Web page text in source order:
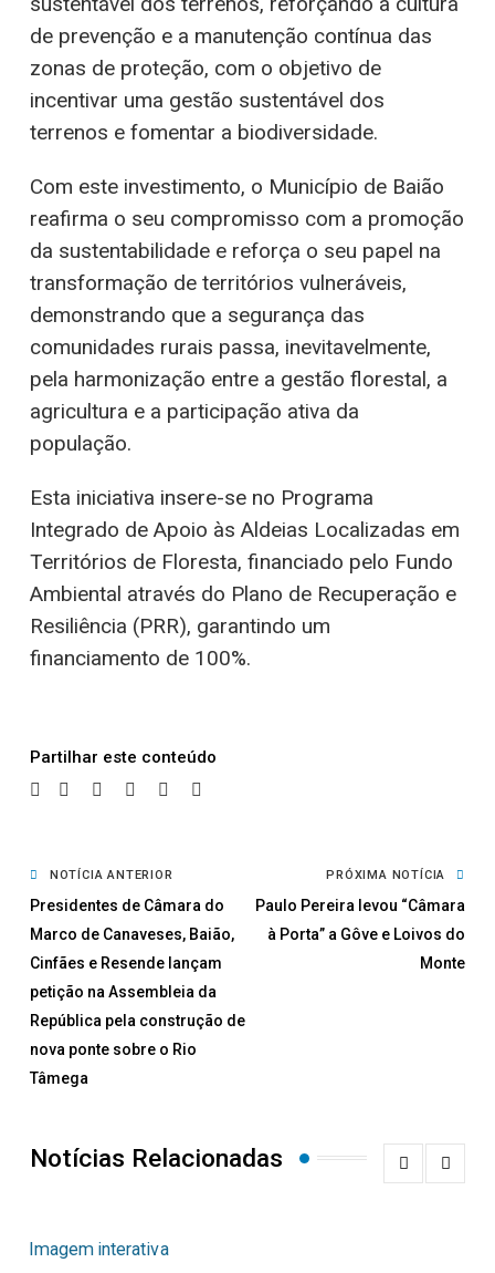
de prevenção e a manutenção contínua das
zonas de proteção, com o objetivo de
incentivar uma gestão sustentável dos
terrenos e fomentar a biodiversidade.
Com este investimento, o Município de Baião
reafirma o seu compromisso com a promoção
da sustentabilidade e reforça o seu papel na
transformação de territórios vulneráveis,
demonstrando que a segurança das
comunidades rurais passa, inevitavelmente,
pela harmonização entre a gestão florestal, a
agricultura e a participação ativa da
população.
Esta iniciativa insere-se no Programa
Integrado de Apoio às Aldeias Localizadas em
Territórios de Floresta, financiado pelo Fundo
Ambiental através do Plano de Recuperação e
Resiliência (PRR), garantindo um
financiamento de 100%.
Partilhar
NOTÍCIA ANTERIOR
Presidentes de Câmara do
Marco de Canaveses, Baião,
Cinfães e Resende lançam
petição na Assembleia da
República pela construção de
nova ponte sobre o Rio
Tâmega
PRÓXIMA NOTÍCIA
Paulo Pereira levou “Câmara
à Porta” a Gôve e Loivos do
Monte
Notícias Relacionadas